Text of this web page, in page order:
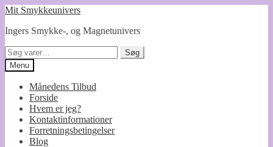
Spring
navigation
Spring
indhold
Mit Smykkeunivers
Ingers Smykke-, og Magnetunivers
Søg
efter:
Søg
Menu
Månedens Tilbud
Forside
Hvem er jeg?
Kontaktinformationer
Forretningsbetingelser
Blog